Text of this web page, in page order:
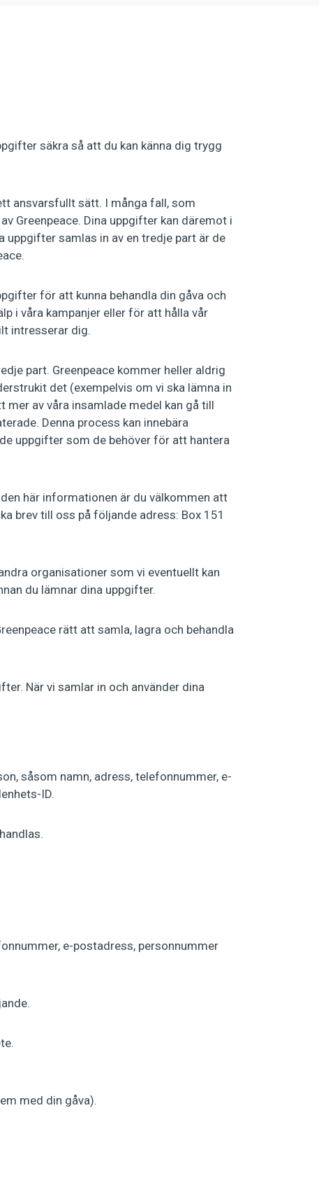
säkra så att du kan känna dig trygg
ansvarsfullt sätt. I många fall, som
Greenpeace. Dina uppgifter kan däremot i
uppgifter samlas in av en tredje part är de
för att kunna behandla din gåva och
i våra kampanjer eller för att hålla vår
intresserar dig.
part. Greenpeace kommer heller aldrig
det (exempelvis om vi ska lämna in
av våra insamlade medel kan gå till
Denna process kan innebära
uppgifter som de behöver för att hantera
här informationen är du välkommen att
brev till oss på följande adress: Box 151
organisationer som vi eventuellt kan
du lämnar dina uppgifter.
rätt att samla, lagra och behandla
När vi samlar in och använder dina
såsom namn, adress, telefonnummer, e-
ID.
e-postadress, personnummer
med din gåva).